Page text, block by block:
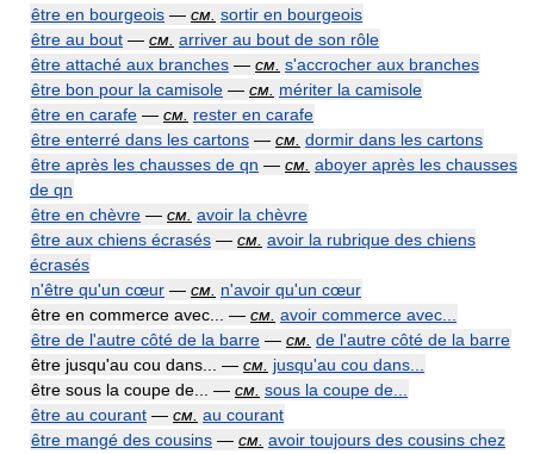
être en bourgeois — см. sortir en bourgeois
être au bout — см. arriver au bout de son rôle
être attaché aux branches — см. s'accrocher aux branches
être bon pour la camisole — см. mériter la camisole
être en carafe — см. rester en carafe
être enterré dans les cartons — см. dormir dans les cartons
être après les chausses de qn — см. aboyer après les chausses
de qn
être en chèvre — см. avoir la chèvre
être aux chiens écrasés — см. avoir la rubrique des chiens
écrasés
n'être qu'un cœur — см. n'avoir qu'un cœur
être en commerce avec... — см. avoir commerce avec...
être de l'autre côté de la barre — см. de l'autre côté de la barre
être jusqu'au cou dans... — см. jusqu'au cou dans...
être sous la coupe de... — см. sous la coupe de...
être au courant — см. au courant
être mangé des cousins — см. avoir toujours des cousins chez